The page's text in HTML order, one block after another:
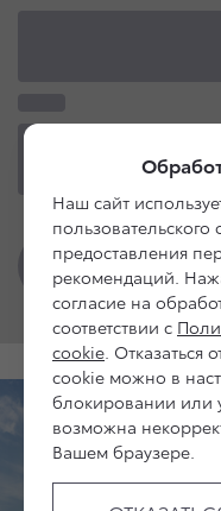
Наш сайт
пользовательского
предоставления
рекомендаций.
согласие на
соответствии с
cookie .
cookie можно в
блокировании или
возможна
Вашем браузере.